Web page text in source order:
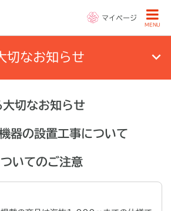
マイページ
MENU
切なお知らせ
切なお知らせ
器の設置工事について
いてのご注意